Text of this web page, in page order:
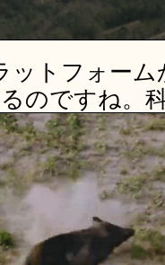
ットフォー
のですね。